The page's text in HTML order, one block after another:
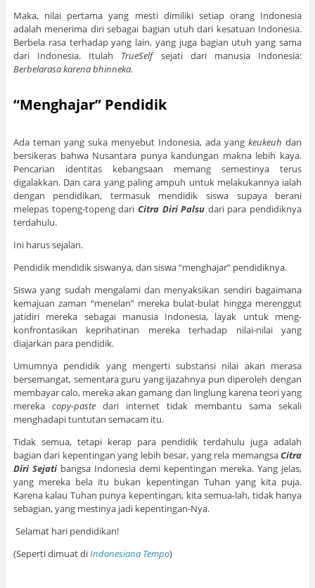
Maka, nilai pertama yang mesti dimiliki setiap orang Indonesia
adalah menerima diri sebagai bagian utuh dari kesatuan Indonesia.
Berbela rasa terhadap yang lain, yang juga bagian utuh yang sama
dari Indonesia. Itulah TrueSelfsejati dari manusia Indonesia:
Berbelarasa karena bhinneka.
“Menghajar” Pendidik
Ada teman yang suka menyebut Indonesia, ada yangkeukeuh dan
bersikeras bahwa Nusantara punya kandungan makna lebih kaya.
Pencarian identitas kebangsaan memang semestinya terus
digalakkan. Dan cara yang paling ampuh untuk melakukannya ialah
dengan pendidikan, termasuk mendidik siswa supaya berani
melepas topeng-topeng dari Citra Diri Palsu dari para pendidiknya
terdahulu.
Ini harus sejalan.
Pendidik mendidik siswanya, dan siswa “menghajar” pendidiknya.
Siswa yang sudah mengalami dan menyaksikan sendiri bagaimana
kemajuan zaman “menelan” mereka bulat-bulat hingga merenggut
jatidiri mereka sebagai manusia Indonesia, layak untuk meng-
konfrontasikan keprihatinan mereka terhadap nilai-nilai yang
diajarkan para pendidik.
Umumnya pendidik yang mengerti substansi nilai akan merasa
bersemangat, sementara guru yang ijazahnya pun diperoleh dengan
membayar calo, mereka akan gamang dan linglung karena teori yang
mereka copy-paste dari internet tidak membantu sama sekali
menghadapi tuntutan semacam itu.
Tidak semua, tetapi kerap para pendidik terdahulu juga adalah
bagian dari kepentingan yang lebih besar, yang rela memangsaCitra
Diri Sejati bangsa Indonesia demi kepentingan mereka. Yang jelas,
yang mereka bela itu bukan kepentingan Tuhan yang kita puja.
Karena kalau Tuhan punya kepentingan, kita semua-lah, tidak hanya
sebagian, yang mestinya jadi kepentingan-Nya.
Selamat hari pendidikan!
(Seperti dimuat diIndonesiana Tempo)